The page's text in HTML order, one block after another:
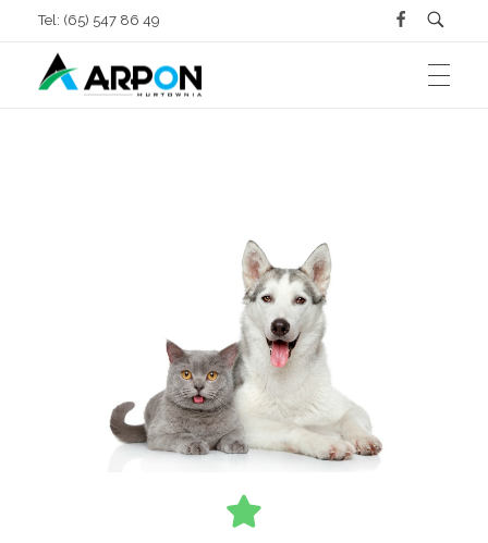
Tel: (65) 547 86 49
Dla drobiu
Fundamenty